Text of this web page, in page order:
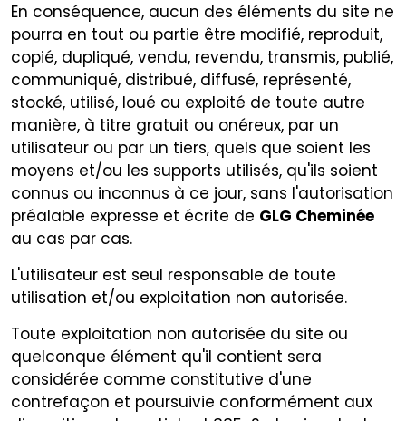
En conséquence, aucun des éléments du site ne
pourra en tout ou partie être modifié, reproduit,
copié, dupliqué, vendu, revendu, transmis, publié,
communiqué, distribué, diffusé, représenté,
stocké, utilisé, loué ou exploité de toute autre
manière, à titre gratuit ou onéreux, par un
utilisateur ou par un tiers, quels que soient les
moyens et/ou les supports utilisés, qu'ils soient
connus ou inconnus à ce jour, sans l'autorisation
préalable expresse et écrite de GLG Cheminée
au cas par cas.
L'utilisateur est seul responsable de toute
utilisation et/ou exploitation non autorisée.
Toute exploitation non autorisée du site ou
quelconque élément qu'il contient sera
considérée comme constitutive d'une
contrefaçon et poursuivie conformément aux